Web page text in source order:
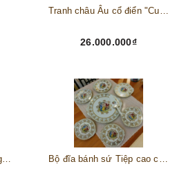
Tranh châu Âu cổ điển "Cuộc sống lao động"
26.000.000₫
Tranh sơn mài hoa hướng dương châu Âu Bộ đĩa bánh sứ Tiệp cao cấp – Biểu tượng tinh tế cho bàn tiệc thượng lưu